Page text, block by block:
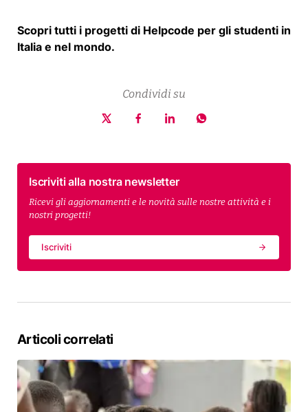
Scopri tutti i progetti di Helpcode per gli studenti in
Italia e nel mondo.
Iscriviti alla nostra newsletter
Ricevi gli aggiornamenti e le novità sulle nostre attività e i
nostri progetti!
Iscriviti
Condividi su
Articoli correlati